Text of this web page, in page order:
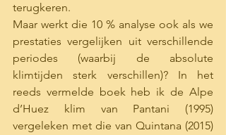
terugkeren.
Maar werkt die 10 % analyse ook als we
prestaties vergelijken uit verschillende
periodes (waarbij de absolute
klimtijden sterk verschillen)? In het
reeds vermelde boek heb ik de Alpe
d’Huez klim van Pantani (1995)
vergeleken met die van Quintana (2015)